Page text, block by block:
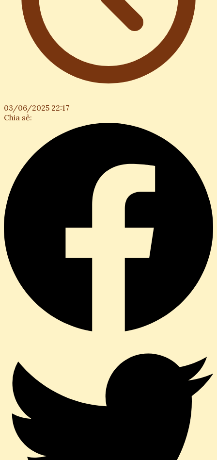
03/06/2025 22:17
Chia sẻ: